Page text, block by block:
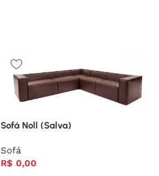
Sofá Noll (Salva)
Sofá
R$ 0,00